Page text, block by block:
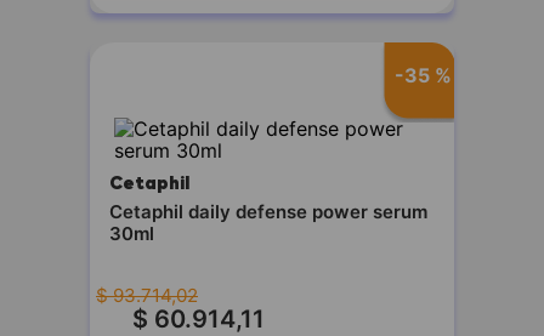
-35 %
Cetaphil
Cetaphil daily defense power serum
30ml
$ 93.714,02
$ 60.914,11